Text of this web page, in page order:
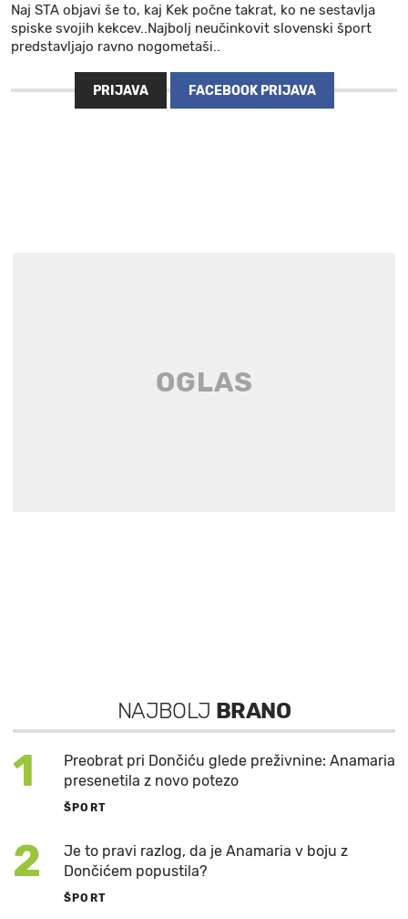
Naj STA objavi še to, kaj Kek počne takrat, ko ne sestavlja
spiske svojih kekcev..Najbolj neučinkovit slovenski šport
predstavljajo ravno nogometaši..
PRIJAVA FACEBOOK PRIJAVA
NAJBOLJ BRANO
1
Preobrat pri Dončiću glede preživnine: Anamaria
presenetila z novo potezo
ŠPORT
2
Je to pravi razlog, da je Anamaria v boju z
Dončićem popustila?
ŠPORT